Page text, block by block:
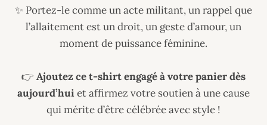
✨ Portez-le comme un acte militant, un rappel que
l’allaitement est un droit, un geste d’amour, un
moment de puissance féminine.
👉 Ajoutez ce t-shirt engagé à votre panier dès
aujourd’huiet affirmez votre soutien à une cause
qui mérite d’être célébrée avec style !